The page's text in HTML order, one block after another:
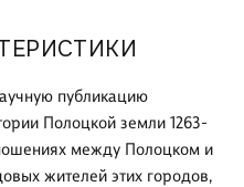
публикацию
Полоцкой земли 1263-
между Полоцком и
жителей этих городов,